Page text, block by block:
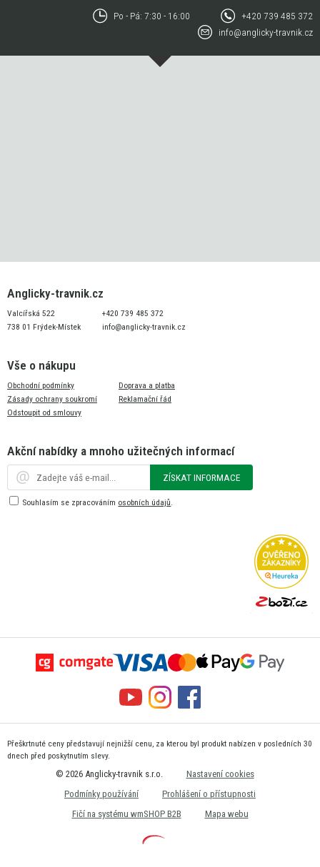
Po - Pá: 7:30 - 16:00
+420 739 485 372
info@anglicky-travnik.cz
Anglicky-travnik.cz
Valcířská 522
738 01 Frýdek-Místek
+420 739 485 372
info@anglicky-travnik.cz
Vše o nákupu
Obchodní podmínky
Zásady ochrany soukromí
Odstoupit od smlouvy
Doprava a platba
Reklamační řád
Akční nabídky a mnoho užitečných informací
ZÍSKAT INFORMACE
Souhlasím se zpracováním osobních údajů.
Přeškrtnuté ceny představují nejnižší cenu, za kterou byl produkt nabízen v posledních 30
dnech před poskytnutím slevy.
© 2026 Anglicky-travnik s.r.o.
Nastavení cookies
Podmínky používání
Prohlášení o přístupnosti
Fičí na systému wmSHOP B2B
Mapa webu